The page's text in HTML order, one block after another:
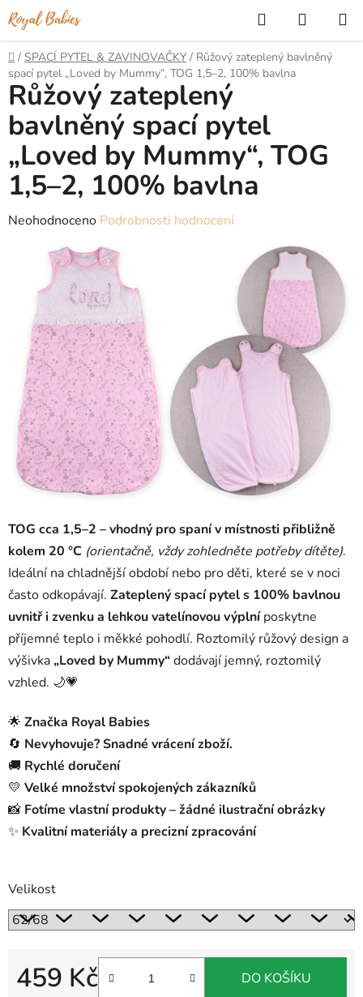
Přejít
na
obsah
Hledat
KOŠÍK
Domů
/ SPACÍ PYTEL & ZAVINOVAČKY / Růžový zateplený bavlněný
spací pytel „Loved by Mummy“, TOG 1,5–2, 100% bavlna
TOG cca 1,5–2 – vhodný pro spaní v místnosti přibližně
kolem 20 °C (orientačně, vždy zohledněte potřeby dítěte).
Ideální na chladnější období nebo pro děti, které se v noci
často odkopávají. Zateplený spací pytel s 100% bavlnou
uvnitř i zvenku a lehkou vatelínovou výplníposkytne
příjemné teplo i měkké pohodlí. Roztomilý růžový design a
výšivka„Loved by Mummy“dodávají jemný, roztomilý
vzhled. 🌙💗
🌟 Značka Royal Babies
🔄 Nevyhovuje? Snadné vrácení zboží.
🚚 Rychlé doručení
💛 Velké množství spokojených zákazníků
📸 Fotíme vlastní produkty – žádné ilustrační obrázky
✨ Kvalitní materiály a precizní zpracování
Velikost
459 Kč DO KOŠÍKU
Růžový zateplený
bavlněný spací pytel
„Loved by Mummy“, TOG
1,5–2, 100% bavlna
Průměrné
produktu
hvězdiček.
Neohodnoceno Podrobnosti hodnocení